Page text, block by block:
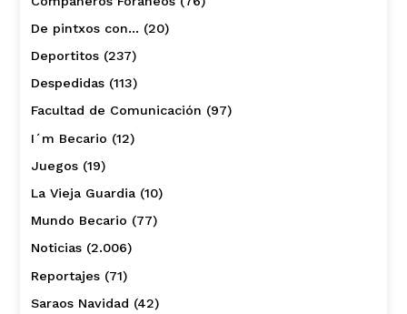
De pintxos con… (20)
Deportitos(237)
Despedidas(113)
Facultad de Comunicación (97)
I´m Becario (12)
Juegos(19)
La Vieja Guardia(10)
Mundo Becario (77)
Noticias(2.006)
Reportajes(71)
Saraos Navidad (42)